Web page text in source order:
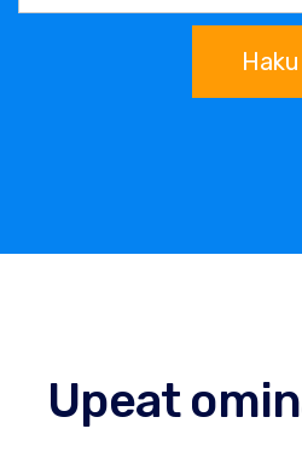
Haku
Upeat